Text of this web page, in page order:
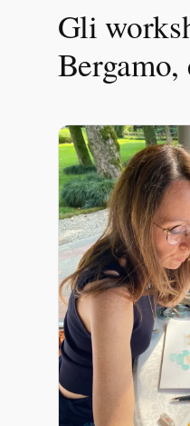
Gli
Bergamo,